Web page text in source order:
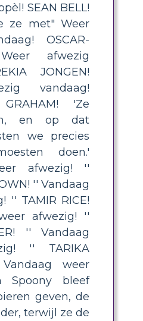
SEAN BELL!
ze met" Weer
OSCAR-
afwezig
JONGEN!
vandaag!
GRAHAM! 'Ze
en op dat
we precies
doen.'
afwezig! ''
'' Vandaag
'' TAMIR RICE!
afwezig! ''
'' Vandaag
'' TARIKA
weer
Spoony bleef
geven, de
terwijl ze de